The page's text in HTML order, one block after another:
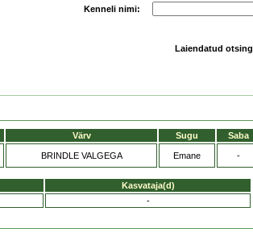
Kenneli nimi:
Laiendatud otsing
Värv Sugu Saba
BRINDLE VALGEGA Emane -
Kasvataja(d)
-